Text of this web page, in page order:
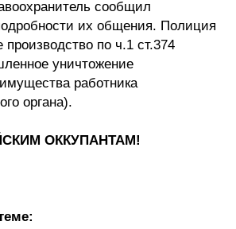
сообщил
их общения. Полиция
производство по ч.1 ст.374
уничтожение
работника
органа).
ОККУПАНТАМ!